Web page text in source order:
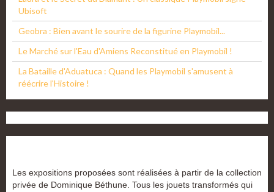
Ubisoft
Geobra : Bien avant le sourire de la figurine Playmobil...
Le Marché sur l'Eau d'Amiens Reconstitué en Playmobil !
La Bataille d'Aduatuca : Quand les Playmobil s'amusent à
réécrire l'Histoire !
Les expositions proposées sont réalisées à partir de la collection
privée de Dominique Béthune. Tous les jouets transformés qui